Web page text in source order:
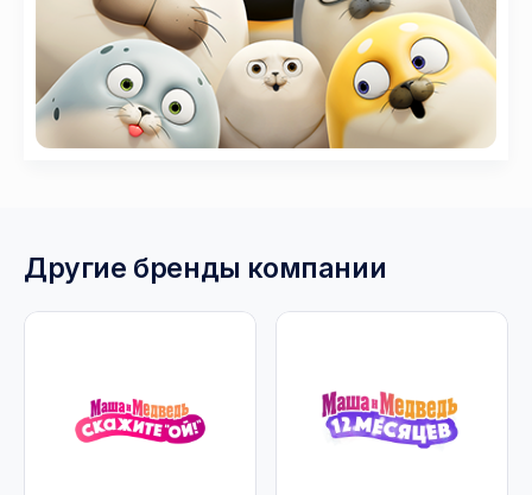
Другие бренды компании